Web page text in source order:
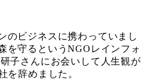
のビジネスに携わっていまし
を守るというNGOレインフォ
子さんにお会いして人生観が
を辞めました。